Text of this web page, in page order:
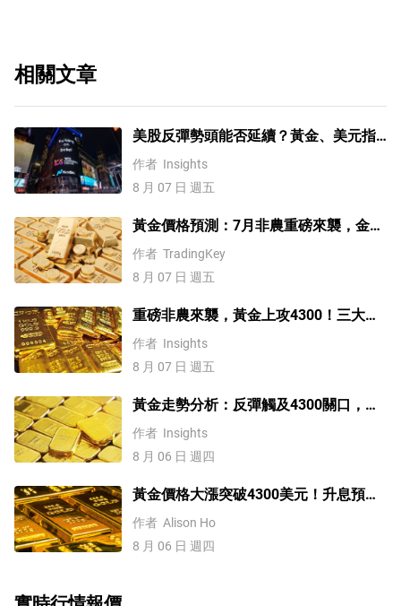
相關文章
美股反彈勢頭能否延續？黃金、美元指
數、費半指數、納指100技術分析
作者 Insights
8 月 07 日 週五
黃金價格預測：7月非農重磅來襲，金價
站上4300美元後還能漲嗎？
作者 TradingKey
8 月 07 日 週五
重磅非農來襲，黃金上攻4300！三大因
素預示金價升勢有望延續
作者 Insights
8 月 07 日 週五
黃金走勢分析：反彈觸及4300關口，
「雙底」確立劍指這一目標！
作者 Insights
8 月 06 日 週四
黃金價格大漲突破4300美元！升息預期
降溫疊加央行購金，未來持續漲？
作者 Alison Ho
8 月 06 日 週四